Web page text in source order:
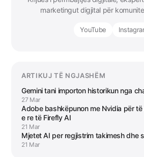
marketingut digjital për
YouTube
ARTIKUJ TË NGJASHËM
Gemini tani importon historikun nga
27 Mar
Adobe bashkëpunon me Nvidia për
e re të Firefly AI
21 Mar
Mjetet AI per regjistrim takimesh dhe
21 Mar